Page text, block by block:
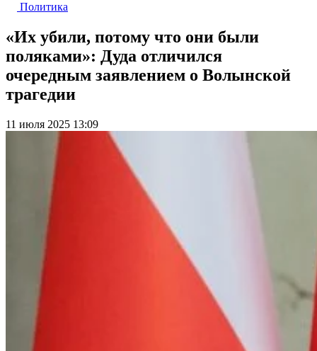
Политика
«Их убили, потому что они были
поляками»: Дуда отличился
очередным заявлением о Волынской
трагедии
11 июля 2025 13:09